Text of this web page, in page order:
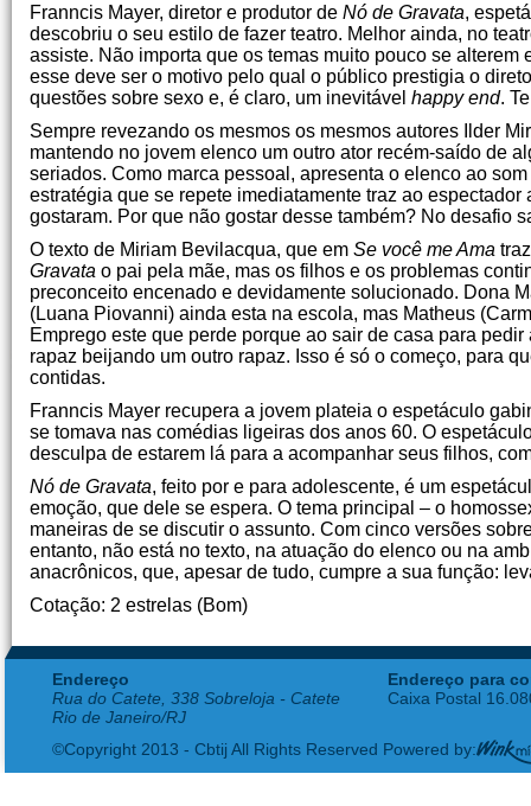
Franncis Mayer, diretor e produtor de Nó de Gravata,
descobriu o seu estilo de fazer teatro. Melhor ainda, no
assiste. Não importa que os temas muito pouco se
esse deve ser o motivo pelo qual o público prestigia o
questões sobre sexo e, é claro, um inevitável happy end.
Sempre revezando os mesmos os mesmos autores Ilder
mantendo no jovem elenco um outro ator recém-saído de
seriados. Como marca pessoal, apresenta o elenco ao
estratégia que se repete imediatamente traz ao
gostaram. Por que não gostar desse também? No desafio
O texto de Miriam Bevilacqua, que em Se você me Ama
Gravata o pai pela mãe, mas os filhos e os problemas
preconceito encenado e devidamente solucionado. Dona
(Luana Piovanni) ainda esta na escola, mas Matheus
Emprego este que perde porque ao sair de casa para
rapaz beijando um outro rapaz. Isso é só o começo, para
contidas.
Franncis Mayer recupera a jovem plateia o espetáculo
se tomava nas comédias ligeiras dos anos 60. O
desculpa de estarem lá para a acompanhar seus filhos,
Nó de Gravata, feito por e para adolescente, é um
emoção, que dele se espera. O tema principal – o
maneiras de se discutir o assunto. Com cinco versões
entanto, não está no texto, na atuação do elenco ou na
anacrônicos, que, apesar de tudo, cumpre a sua função:
Cotação: 2 estrelas (Bom)
Endereço
Rua do Catete, 338 Sobreloja - Catete
Rio de Janeiro/RJ
Endereço para
Caixa Postal
©Copyright 2013 - Cbtij All Rights Reserved Powered by: